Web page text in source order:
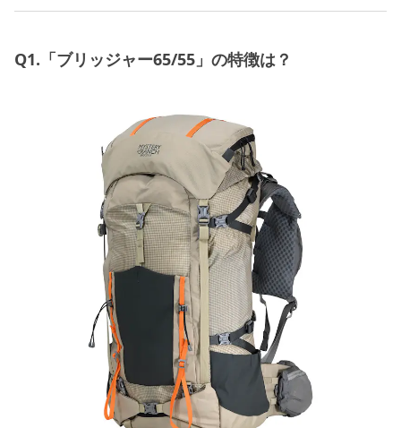
Q1.「ブリッジャー65/55」の特徴は？